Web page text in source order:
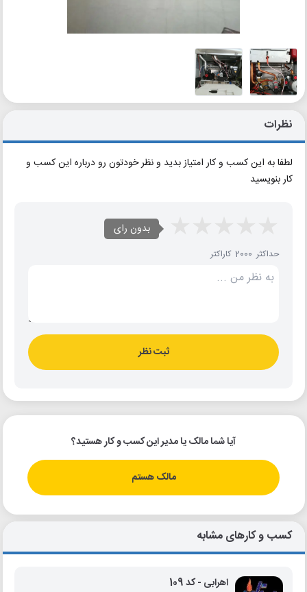
نظرات
لطفا به این کسب و کار امتیاز بدید و نظر خودتون رو درباره این کسب و
کار بنویسید
بدون رای
حداکثر 2000 کاراکتر
ثبت نظر
آیا شما مالک یا مدیر این کسب و کار هستید؟
مالک هستم
کسب و کارهای مشابه
اهرابی - کد 109